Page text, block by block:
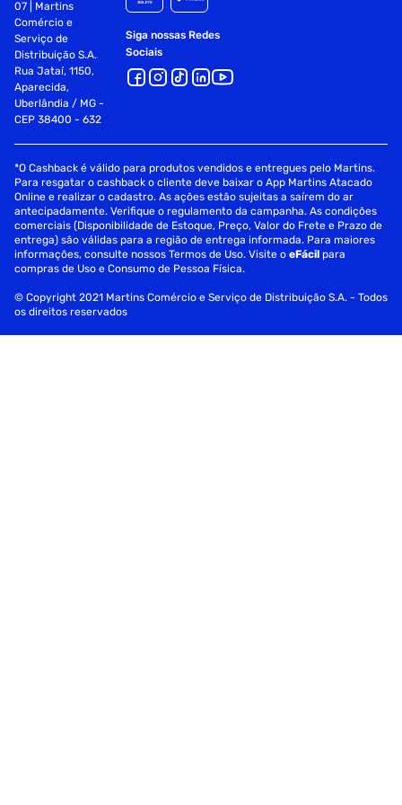
07 | Martins
Comércio e
Serviço de
Distribuição S.A.
Rua Jataí, 1150,
Aparecida,
Uberlândia / MG -
CEP 38400 - 632
Siga nossas Redes
Sociais
*O Cashback é válido para produtos vendidos e entregues pelo Martins.
Para resgatar o cashback o cliente deve baixar o App Martins Atacado
Online e realizar o cadastro. As ações estão sujeitas a saírem do ar
antecipadamente. Verifique o regulamento da campanha. As condições
comerciais (Disponibilidade de Estoque, Preço, Valor do Frete e Prazo de
entrega) são válidas para a região de entrega informada. Para maiores
informações, consulte nossos Termos de Uso. Visite oeFácil para
compras de Uso e Consumo de Pessoa Física.
© Copyright 2021 Martins Comércio e Serviço de Distribuição S.A. - Todos
os direitos reservados